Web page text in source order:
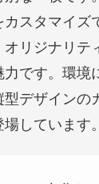
カスタマイズ
オリジナリテ
力です。環境
型デザインの
しています。